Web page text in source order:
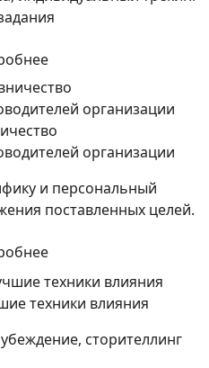
организации
и персональный
поставленных целей.
техники влияния
сторителлинг